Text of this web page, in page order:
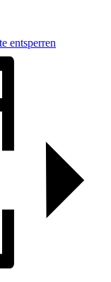
entsperren